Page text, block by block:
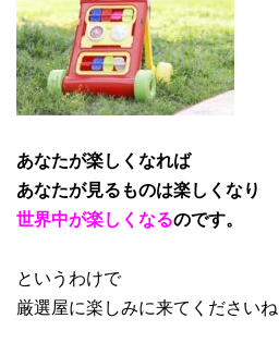
あなたが楽しくなれば
あなたが見るものは楽しくなり
世界中が楽しくなるのです。
というわけで
厳選屋に楽しみに来てくださいね